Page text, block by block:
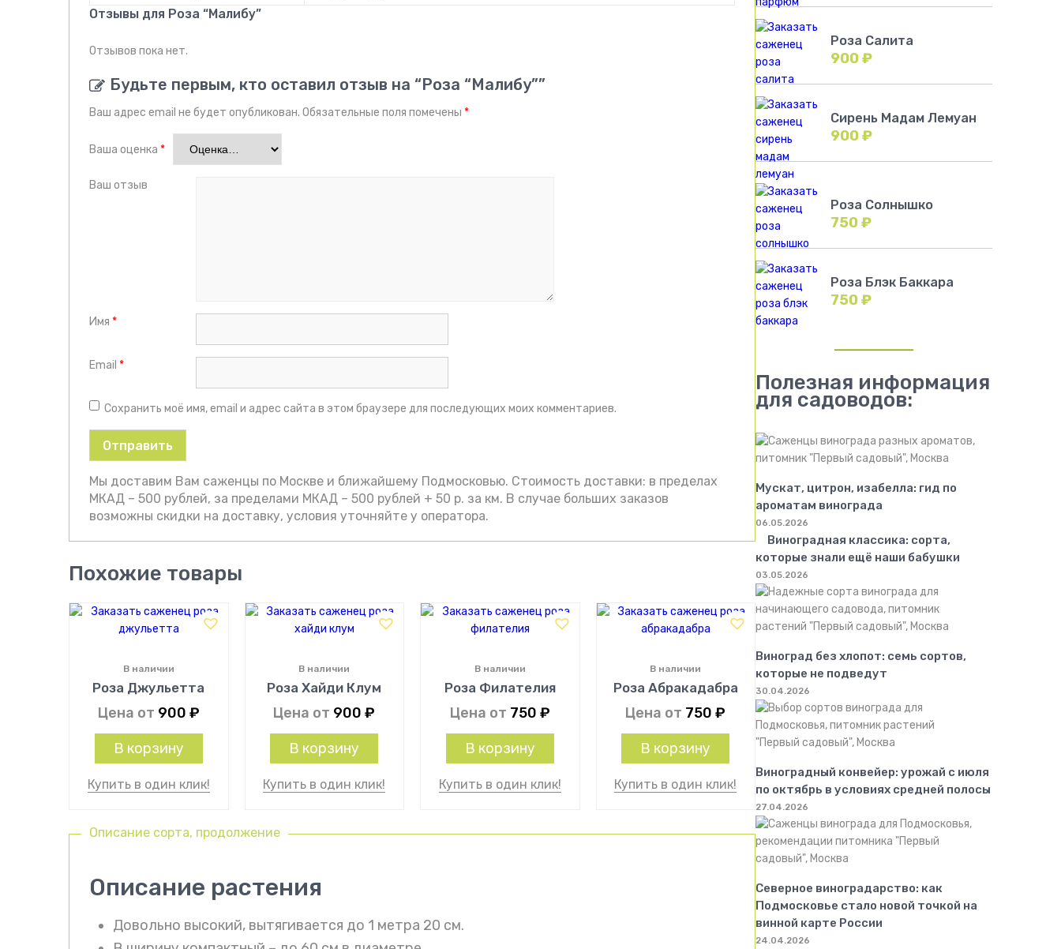
Отзывы для Роза “Малибу”
Отзывов пока нет.
Будьте первым, кто оставил отзыв на “Роза “Малибу””
Ваш адрес email не будет опубликован. Обязательные поля помечены *
Ваша оценка *
Ваш отзыв
Имя *
Email *
Сохранить моё имя, email и адрес сайта в этом браузере для последующих моих комментариев.
Мы доставим Вам саженцы по Москве и ближайшему Подмосковью. Стоимость доставки: в пределах
МКАД – 500 рублей, за пределами МКАД – 500 рублей + 50 р. за км. В случае больших заказов
возможны скидки на доставку, условия уточняйте у оператора.
Описание сорта, продолжение
Описание растения
Довольно высокий, вытягивается до 1 метра 20 см.
Похожие товары
Роза Джульетта
В наличии
Цена от 900 ₽
В корзину
Купить в один клик!
Роза Хайди Клум
В наличии
Цена от 900₽
В корзину
Купить в один клик!
Роза Филателия
В наличии
Цена от 750 ₽
В корзину
Купить в один клик!
Роза Абракадабра
В наличии
Цена от 750₽
В корзину
Купить в один клик!
Роза Салита
900₽
Сирень Мадам Лемуан
900₽
Роза Солнышко
750₽
Роза Блэк Баккара
750₽
Полезная информация
для садоводов:
Мускат, цитрон, изабелла: гид по
ароматам винограда
06.05.2026
Виноградная классика: сорта,
которые знали ещё наши бабушки
03.05.2026
Виноград без хлопот: семь сортов,
которые не подведут
30.04.2026
Виноградный конвейер: урожай с июля
по октябрь в условиях средней полосы
27.04.2026
Северное виноградарство: как
Подмосковье стало новой точкой на
винной карте России
24.04.2026